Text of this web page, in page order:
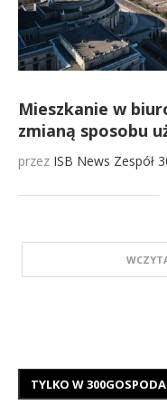
Mieszkanie w
zmianą sposobu
przez ISB News Zespół
TYLKO W